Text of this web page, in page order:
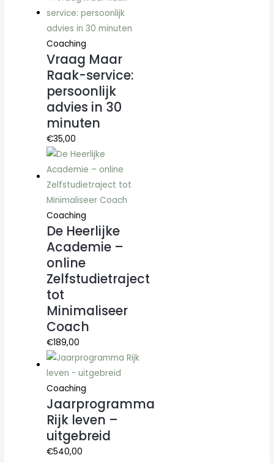
Coaching
Vraag Maar
Raak-service:
persoonlijk
advies in 30
minuten
€35,00
Coaching
De Heerlijke
Academie –
online
Zelfstudietraject
tot
Minimaliseer
Coach
€189,00
Coaching
Jaarprogramma
Rijk leven –
uitgebreid
€540,00